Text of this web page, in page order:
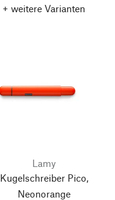
+ weitere Varianten
Lamy
Kugelschreiber Pico,
Neonorange